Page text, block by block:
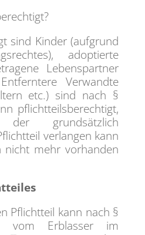
sind Kinder (aufgrund
adoptierte
Lebenspartner
Verwandte
etc.) sind nach §
pflichtteilsberechtigt,
grundsätzlich
verlangen kann
nicht mehr vorhanden
Pflichtteil kann nach §
vom Erblasser im